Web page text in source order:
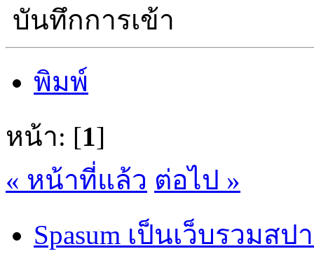
บันทึกการเข้า
พิมพ์
หน้า: [1]
« หน้าที่แล้ว ต่อไป »
Spasum เป็นเว็บรวม